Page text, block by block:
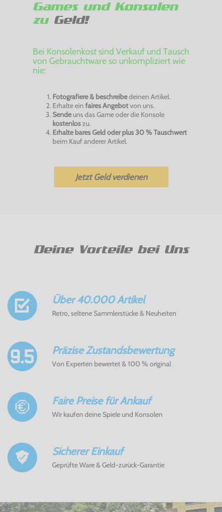
Games und Konsolen
zuGeld!
Bei Konsolenkost sind Verkauf und Tausch
von Gebrauchtware so unkompliziert wie
nie:
Fotografiere & beschreibedeinen Artikel.
Erhalte ein faires Angebotvon uns.
Sendeuns das Game oder die Konsole
kostenloszu.
Erhalte bares Geld oder plus 30 % Tauschwert
beim Kauf anderer Artikel.
Jetzt Geld verdienen
Deine Vorteile bei Uns
Über 40.000 Artikel
Retro, seltene Sammlerstücke & Neuheiten
Präzise Zustandsbewertung
Von Experten bewertet & 100 % original
Faire Preise für Ankauf
Wir kaufen deine Spiele und Konsolen
Sicherer Einkauf
Geprüfte Ware & Geld-zurück-Garantie